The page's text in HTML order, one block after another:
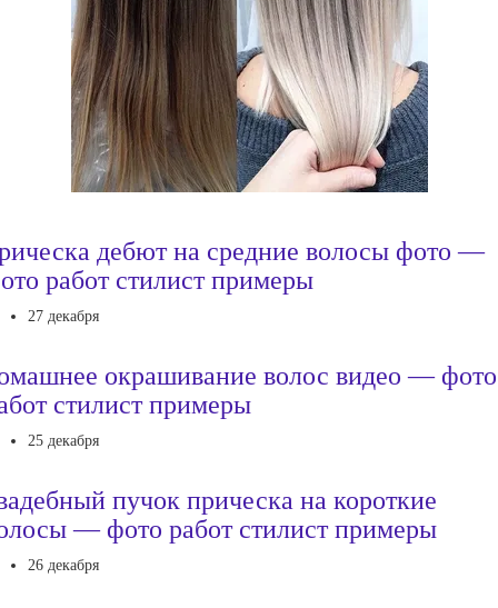
дебют на средние волосы фото —
работ стилист примеры
27 декабря
окрашивание волос видео — фото
стилист примеры
25 декабря
пучок прическа на короткие
— фото работ стилист примеры
26 декабря